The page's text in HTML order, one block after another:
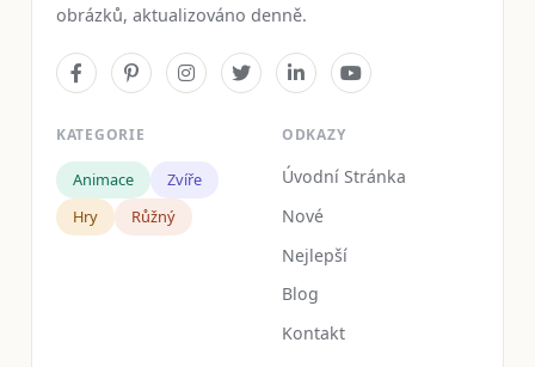
obrázků, aktualizováno denně.
KATEGORIE
Animace
Zvíře
Hry
Růžný
ODKAZY
Úvodní Stránka
Nové
Nejlepší
Blog
Kontakt